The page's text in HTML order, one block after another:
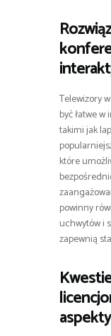
Telewizory
być łatwe
takimi jak
które
powinny
uchwytów i
zapewnią
aspekty